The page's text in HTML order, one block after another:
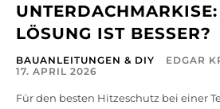
LÖSUNG IST BESSER?
BAUANLEITUNGEN & DIY EDGAR
17. APRIL 2026
Für den besten Hitzeschutz bei einer